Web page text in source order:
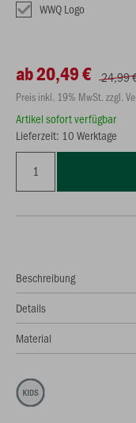
WWQ Logo
ab 20,49 € 24,99
Preis inkl. 19% MwSt. zzgl.
Artikel sofort verfügbar
Lieferzeit: 10 Werktage
Beschreibung
Details
Material